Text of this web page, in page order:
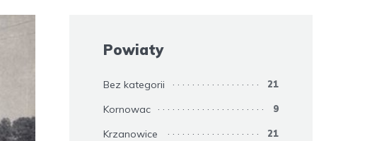
Powiaty
Bez kategorii 21
Kornowac 9
Krzanowice 21